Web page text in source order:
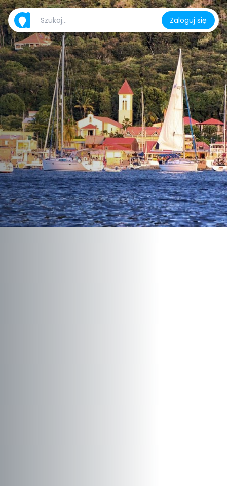
Zaloguj się